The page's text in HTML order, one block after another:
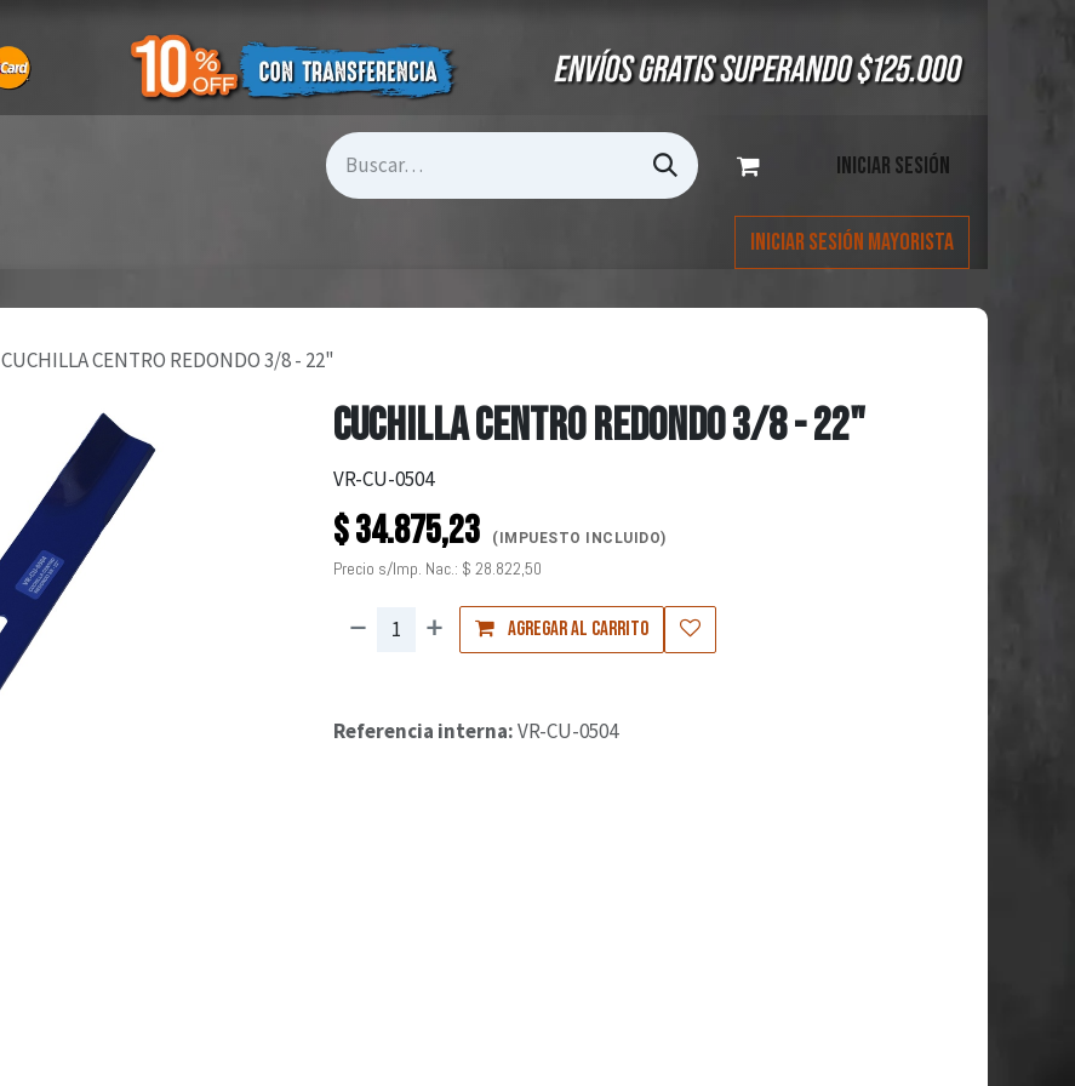
Iniciar sesión
Iniciar Sesión Mayorista
CUCHILLA CENTRO REDONDO 3/8 - 22"
CUCHILLA CENTRO REDONDO 3/8 - 22"
VR-CU-0504
$34.875,23 (IMPUESTO INCLUIDO)
Precio s/Imp. Nac.: $ 28.822,50
Agregar al carrito
Referencia interna:VR-CU-0504